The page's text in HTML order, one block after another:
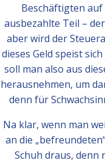
Beschäftigten
ausbezahlte Teil –
aber wird der
dieses Geld speist
soll man also aus
herausnehmen, um
denn für
Na klar, wenn man
an die
Schuh draus, denn